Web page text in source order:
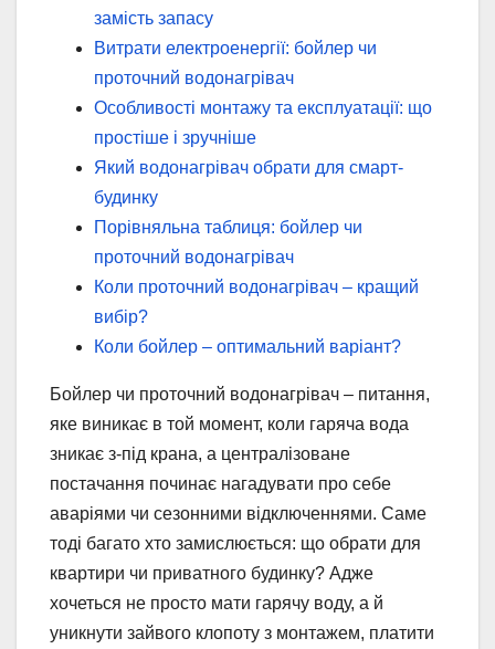
замість запасу
Витрати електроенергії: бойлер чи
проточний водонагрівач
Особливості монтажу та експлуатації: що
простіше і зручніше
Який водонагрівач обрати для смарт-
будинку
Порівняльна таблиця: бойлер чи
проточний водонагрівач
Коли проточний водонагрівач – кращий
вибір?
Коли бойлер – оптимальний варіант?
Бойлер чи проточний водонагрівач – питання,
яке виникає в той момент, коли гаряча вода
зникає з-під крана, а централізоване
постачання починає нагадувати про себе
аваріями чи сезонними відключеннями. Саме
тоді багато хто замислюється: що обрати для
квартири чи приватного будинку? Адже
хочеться не просто мати гарячу воду, а й
уникнути зайвого клопоту з монтажем, платити